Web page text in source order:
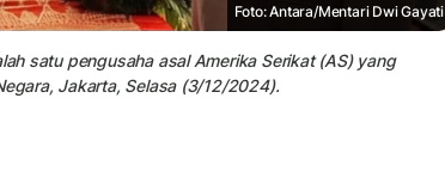
Foto: Antara/Mentari Dwi Gayati
satu pengusaha asal Amerika Serikat (AS) yang
Jakarta, Selasa (3/12/2024).